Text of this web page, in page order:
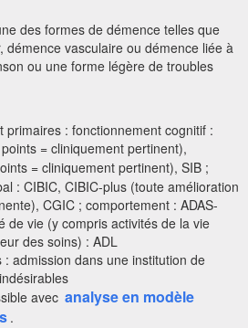
des formes de démence telles que
démence vasculaire ou démence liée à
ou une forme légère de troubles
primaires : fonctionnement cognitif :
= cliniquement pertinent),
= cliniquement pertinent), SIB ;
: CIBIC, CIBIC-plus (toute amélioration
CGIC ; comportement : ADAS-
de vie (y compris activités de la vie
des soins) : ADL
admission dans une institution de
indésirables
avec analyse en modèle
.